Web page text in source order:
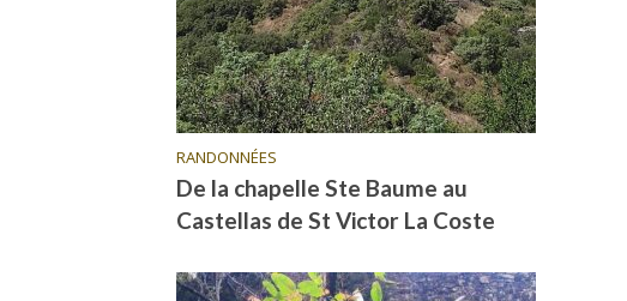
RANDONNÉES
De la chapelle Ste Baume au
Castellas de St Victor La Coste